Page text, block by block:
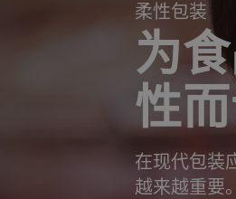
柔性包装
为
性
在现代包装
越来越重要